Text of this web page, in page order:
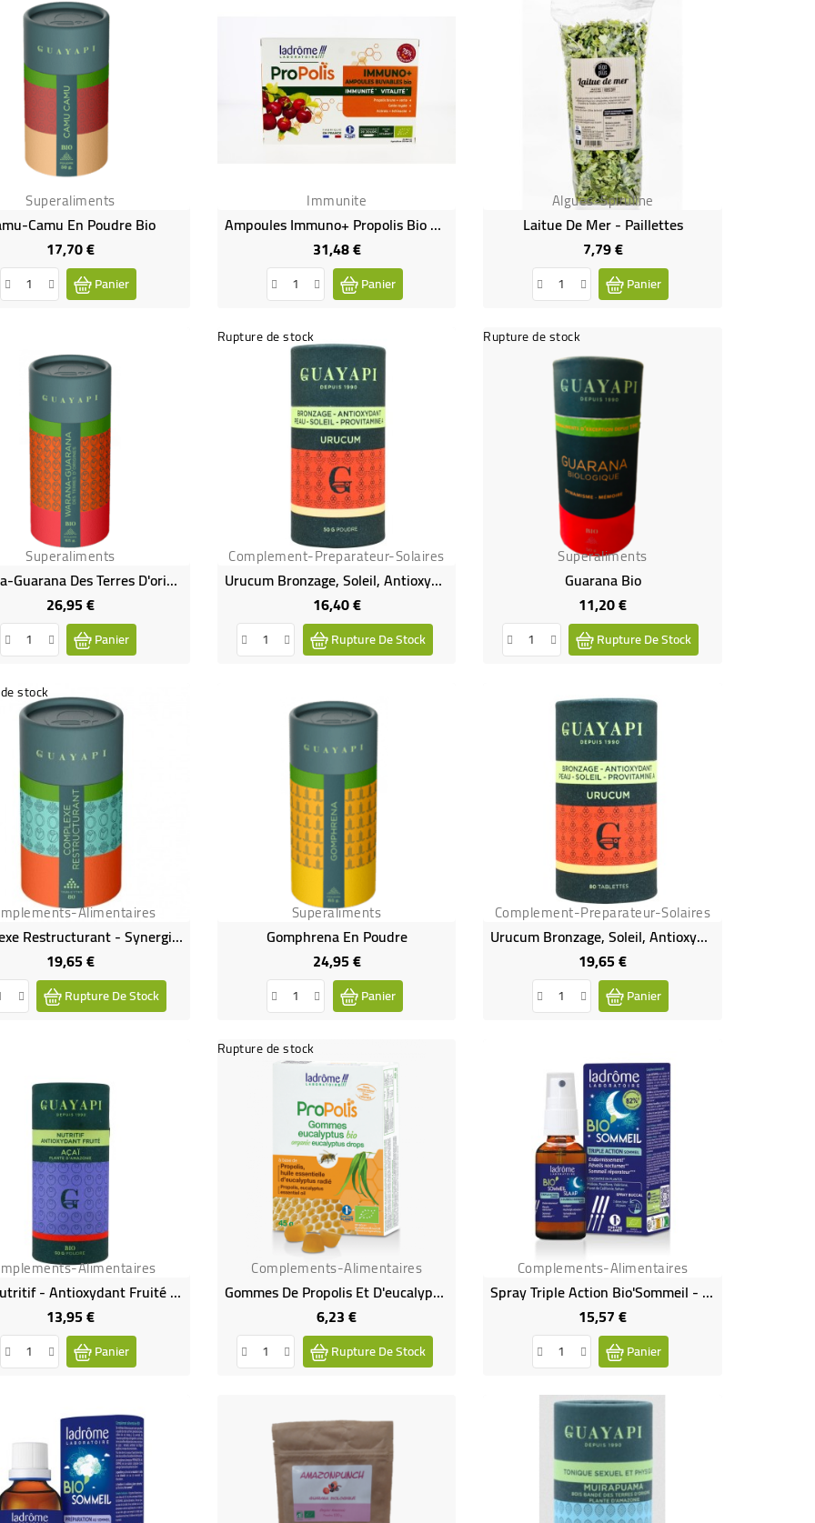
Superaliments
Camu En Poudre Bio
17,70 €Prix
Panier
Immunite
Ampoules Immuno+ Propolis Bio De La Marque Ladrôme
31,48 €Prix
Panier
Algues-Spiruline
Laitue De Mer - Paillettes
7,79 €Prix
Panier
Superaliments
Warana-Guarana Des Terres D'origine Bio
26,95 €Prix
Panier
Rupture de stock
Complement-Preparateur-Solaires
Urucum Bronzage, Soleil, Antioxydant, Peau En Poudre
16,40 €Prix
Rupture De Stock
Rupture de stock
Superaliments
Guarana Bio
11,20 €Prix
Rupture De Stock
stock
Alimentaires
Complexe Restructurant - Synergie De Plantes Amazoniennel Bio
19,65 €Prix
Rupture De Stock
Superaliments
Gomphrena En Poudre
24,95 €Prix
Panier
Complement-Preparateur-Solaires
Urucum Bronzage, Soleil, Antioxydant, Peau Bio - 80 Tablettes
19,65 €Prix
Panier
Alimentaires
Açaï Nutritif - Antioxydant Fruité Bio - Poudre
13,95 €Prix
Panier
Rupture de stock
Complements-Alimentaires
Gommes De Propolis Et D'eucalyptus Bio
6,23 €Prix
Rupture De Stock
Complements-Alimentaires
Spray Triple Action Bio'Sommeil - 50 ML
15,57 €Prix
Panier